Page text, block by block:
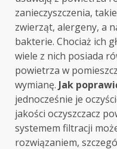
zanieczyszczenia,
zwierząt, alergeny, a
bakterie. Chociaż ich
wiele z nich posiada
powietrza w
wymianę. Jak
jednocześnie je
jakości oczyszczacz
systemem filtracji
rozwiązaniem,